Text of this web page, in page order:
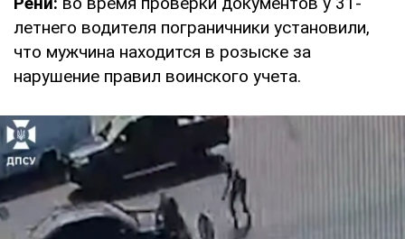
летнего водителя пограничники установили,
что мужчина находится в розыске за
нарушение правил воинского учета.